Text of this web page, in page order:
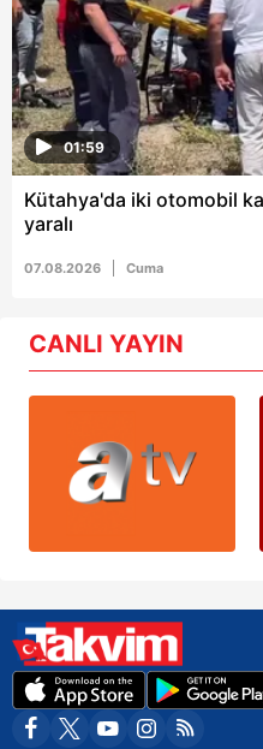
01:59
Kütahya'da iki otomobil
yaralı
07.08.2026 Cuma
CANLI YAYIN